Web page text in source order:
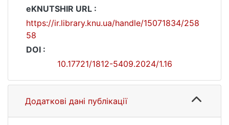
eKNUTSHIR URL :
https://ir.library.knu.ua/handle/15071834/258
58
DOI :
10.17721/1812-5409.2024/1.16
Додаткові дані публікації